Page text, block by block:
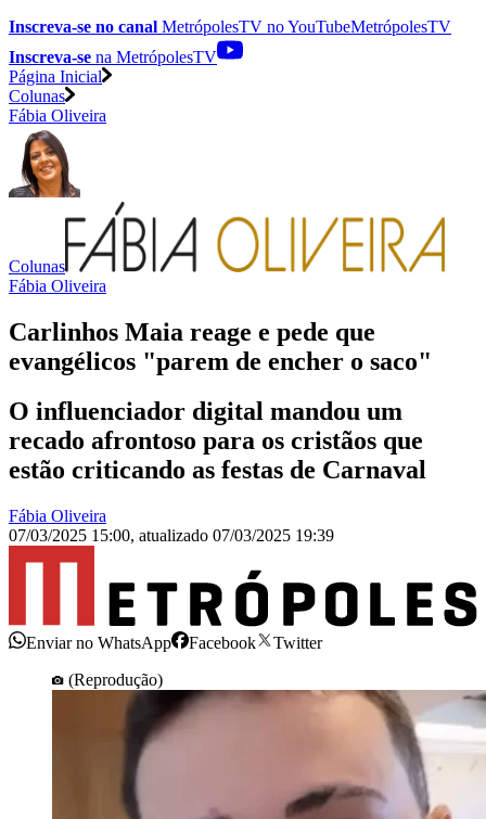
Inscreva-se no canal MetrópolesTV noYouTubeMetrópolesTV
Inscreva-se na MetrópolesTV
Página Inicial
Colunas
Fábia Oliveira
Colunas
Fábia Oliveira
Carlinhos Maia reage e pede que
evangélicos "parem de encher o saco"
O influenciador digital mandou um
recado afrontoso para os cristãos que
estão criticando as festas de Carnaval
Fábia Oliveira
07/03/2025 15:00, atualizado 07/03/2025 19:39
Enviar no WhatsApp Facebook
Twitter
(Reprodução)